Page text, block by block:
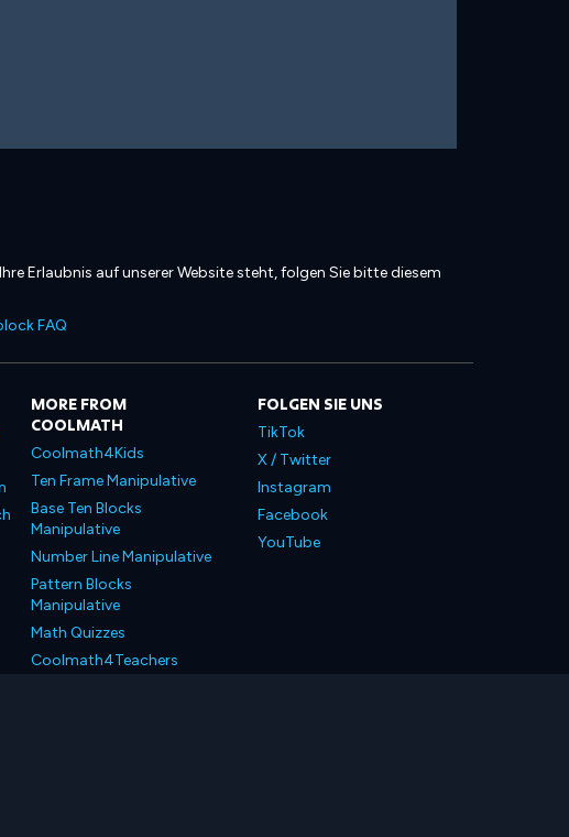
Erlaubnis auf unserer Website steht, folgen Sie bitte diesem
FAQ
MORE FROM
COOLMATH
Coolmath4Kids
Ten Frame Manipulative
Base Ten Blocks
Manipulative
Number Line Manipulative
Pattern Blocks
Manipulative
Math Quizzes
Coolmath4Teachers
FOLGEN SIE UNS
TikTok
X / Twitter
Instagram
Facebook
YouTube